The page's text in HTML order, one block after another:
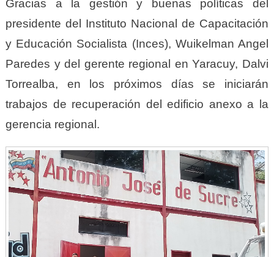
Gracias a la gestión y buenas políticas del
presidente del Instituto Nacional de Capacitación
y Educación Socialista (Inces), Wuikelman Angel
Paredes y del gerente regional en Yaracuy, Dalvi
Torrealba, en los próximos días se iniciarán
trabajos de recuperación del edificio anexo a la
gerencia regional.